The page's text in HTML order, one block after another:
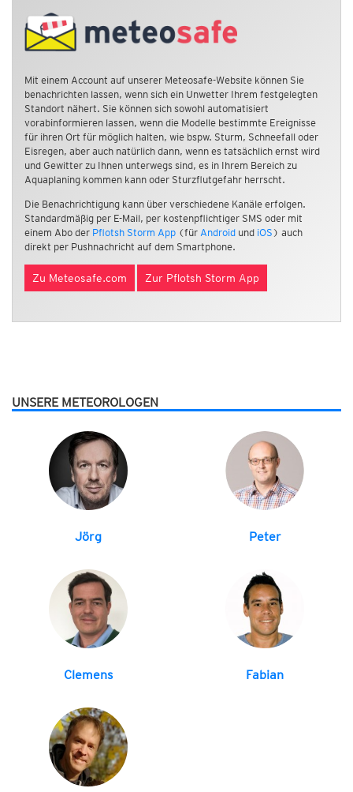
Mit einem Account auf unserer Meteosafe-Website können Sie
benachrichten lassen, wenn sich ein Unwetter Ihrem festgelegten
Standort nähert. Sie können sich sowohl automatisiert
vorabinformieren lassen, wenn die Modelle bestimmte Ereignisse
für ihren Ort für möglich halten, wie bspw. Sturm, Schneefall oder
Eisregen, aber auch natürlich dann, wenn es tatsächlich ernst wird
und Gewitter zu Ihnen unterwegs sind, es in Ihrem Bereich zu
Aquaplaning kommen kann oder Sturzflutgefahr herrscht.
Die Benachrichtigung kann über verschiedene Kanäle erfolgen.
Standardmäßig per E-Mail, per kostenpflichtiger SMS oder mit
einem Abo der Pflotsh Storm App (für Android und iOS ) auch
direkt per Pushnachricht auf dem Smartphone.
Zu Meteosafe.com Zur Pflotsh Storm App
UNSERE METEOROLOGEN
Jörg Peter
Clemens Fabian